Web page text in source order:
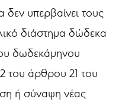
δεν υπερβαίνει τους
διάστημα δώδεκα
δωδεκάμηνου
του άρθρου 21 του
ή σύναψη νέας